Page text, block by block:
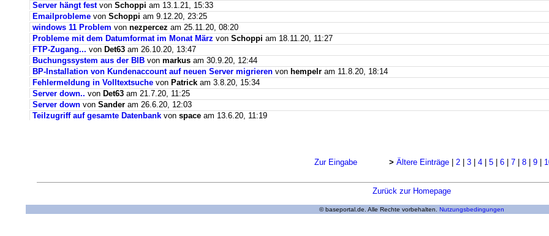
Server hängt festvon Schoppi am 13.1.21, 15:33
Emailprobleme von Schoppi am 9.12.20, 23:25
windows 11 Problem von nezpercez am 25.11.20, 08:20
Probleme mit dem Datumformat im Monat März von Schoppi am 18.11.20, 11:27
FTP-Zugang... von Det63 am 26.10.20, 13:47
Buchungssystem aus der BIB von markus am 30.9.20, 12:44
BP-Installation von Kundenaccount auf neuen Server migrieren von hempelr am 11.8.20, 18:14
Fehlermeldung in Volltextsuche von Patrick am 3.8.20, 15:34
Server down.. von Det63 am 21.7.20, 11:25
Server down von Sander am 26.6.20, 12:03
Teilzugriff auf gesamte Datenbank von space am 13.6.20, 11:19
Zur Eingabe > Ältere Einträge 2 3 4 5 6 7 8 9
Zurück zur Homepage
© baseportal.de. Alle Rechte vorbehalten. Nutzungsbedingungen